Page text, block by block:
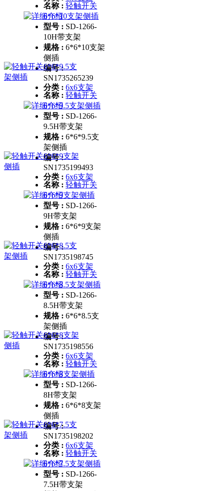
名称 : 轻触开关
6*6*10支架侧插
型号 : SD-1266-
10H带支架
规格 : 6*6*10支架
侧插
编号 :
SN1735265239
分类 : 6x6支架
名称 : 轻触开关
6*6*9.5支架侧插
型号 : SD-1266-
9.5H带支架
规格 : 6*6*9.5支
架侧插
编号 :
SN1735199493
分类 : 6x6支架
名称 : 轻触开关
6*6*9支架侧插
型号 : SD-1266-
9H带支架
规格 : 6*6*9支架
侧插
编号 :
SN1735198745
分类 : 6x6支架
名称 : 轻触开关
6*6*8.5支架侧插
型号 : SD-1266-
8.5H带支架
规格 : 6*6*8.5支
架侧插
编号 :
SN1735198556
分类 : 6x6支架
名称 : 轻触开关
6*6*8支架侧插
型号 : SD-1266-
8H带支架
规格 : 6*6*8支架
侧插
编号 :
SN1735198202
分类 : 6x6支架
名称 : 轻触开关
6*6*7.5支架侧插
型号 : SD-1266-
7.5H带支架